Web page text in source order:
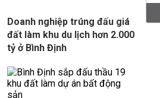
Doanh nghiệp trúng đấu giá
đất làm khu du lịch hơn 2.000
tỷ ở Bình Định